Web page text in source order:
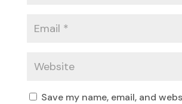
Save my name, email, and